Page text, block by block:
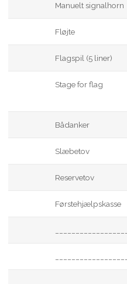
Manuelt signalhorn
Fløjte
Flagspil (5 liner)
Stage for flag
Bådanker
Slæbetov
Reservetov
Førstehjælpskasse